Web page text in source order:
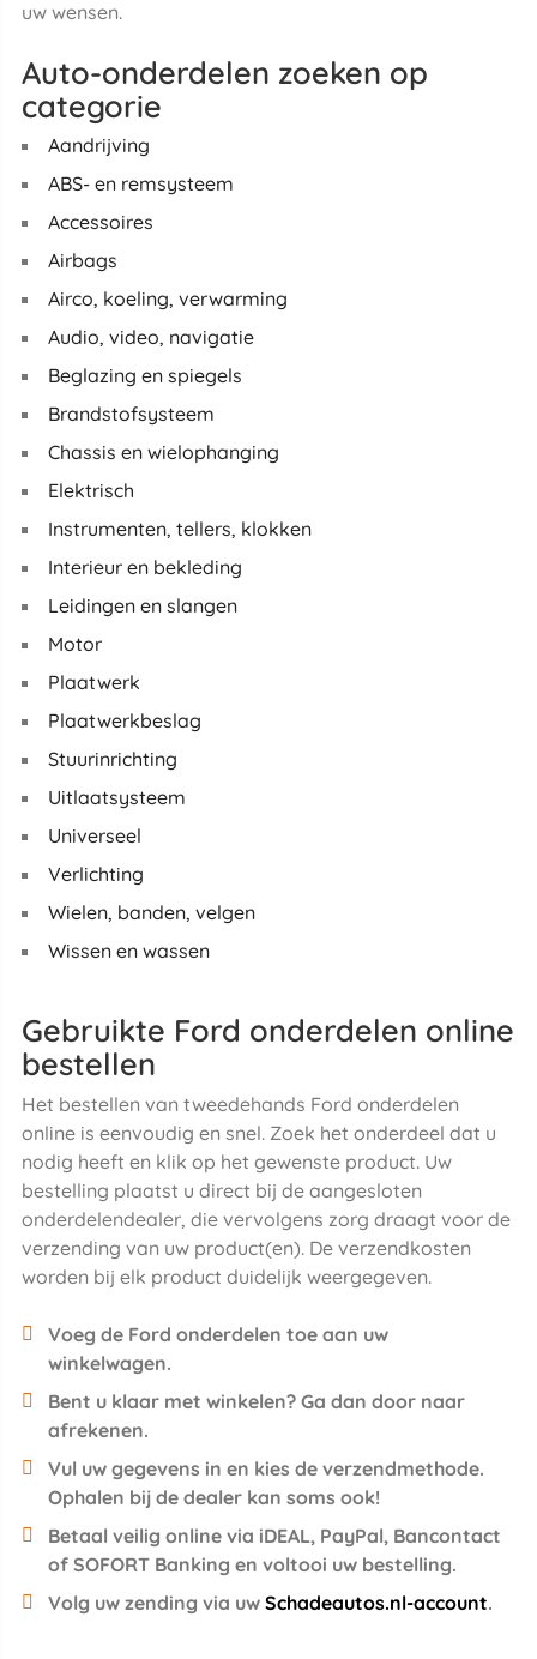
uw wensen.
Auto-onderdelen zoeken op
categorie
Aandrijving
ABS- en remsysteem
Accessoires
Airbags
Airco, koeling, verwarming
Audio, video, navigatie
Beglazing en spiegels
Brandstofsysteem
Chassis en wielophanging
Elektrisch
Instrumenten, tellers, klokken
Interieur en bekleding
Leidingen en slangen
Motor
Plaatwerk
Plaatwerkbeslag
Stuurinrichting
Uitlaatsysteem
Universeel
Verlichting
Wielen, banden, velgen
Wissen en wassen
Gebruikte Ford onderdelen online
bestellen
Het bestellen van tweedehands Ford onderdelen
online is eenvoudig en snel. Zoek het onderdeel dat u
nodig heeft en klik op het gewenste product. Uw
bestelling plaatst u direct bij de aangesloten
onderdelendealer, die vervolgens zorg draagt voor de
verzending van uw product(en). De verzendkosten
worden bij elk product duidelijk weergegeven.
Voeg de Ford onderdelen toe aan uw
winkelwagen.
Bent u klaar met winkelen? Ga dan door naar
afrekenen.
Vul uw gegevens in en kies de verzendmethode.
Ophalen bij de dealer kan soms ook!
Betaal veilig online via iDEAL, PayPal, Bancontact
of SOFORT Banking en voltooi uw bestelling.
Volg uw zending via uw Schadeautos.nl-account.